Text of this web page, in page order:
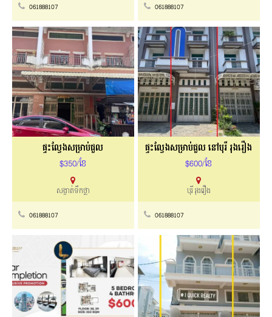
061888107 061888107
ផ្ទះល្វែងសម្រាប់ជួល
$350/ខែ
សង្កាត់ទឹកថ្លា
061888107
ផ្ទះល្វែងសម្រាប់ជួល នៅបុរី រុងរឿង
$600/ខែ
បុរី រុងរឿង
061888107